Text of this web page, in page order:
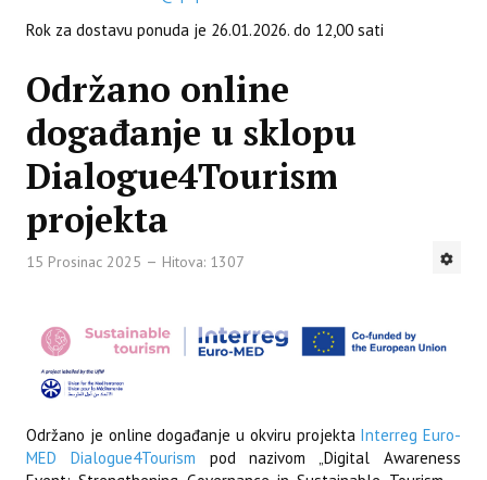
Rok za dostavu ponuda je 26.01.2026. do 12,00 sati
Održano online
događanje u sklopu
Dialogue4Tourism
projekta
15 Prosinac 2025 Hitova: 1307
Održano je online događanje u okviru projekta Interreg Euro-
MED Dialogue4Tourism pod nazivom „Digital Awareness